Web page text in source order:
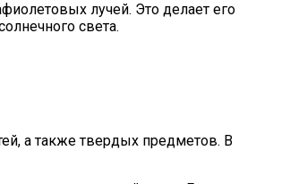
лучей. Это делает его
света.
а также твердых предметов. В